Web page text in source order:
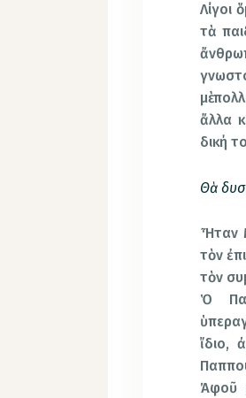
Λίγοι
τὰ
μὲ
ἄλλα
δική
Θὰ
Ἦταν
τὸν
τὸν
Ὁ
ἴδιο,
Ἀφοῦ